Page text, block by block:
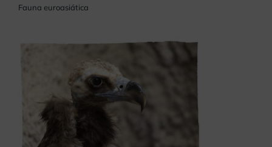
Fauna euroasiática